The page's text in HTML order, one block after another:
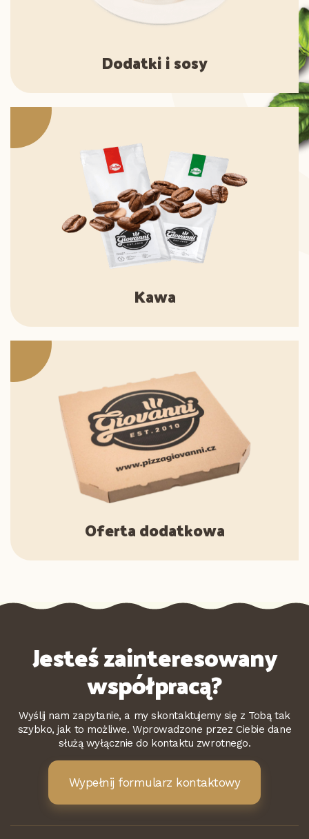
Dodatki i sosy
Kawa
Oferta dodatkowa
Jesteś zainteresowany
współpracą?
Wyślij nam zapytanie, a my skontaktujemy się z Tobą tak
szybko, jak to możliwe. Wprowadzone przez Ciebie dane
służą wyłącznie do kontaktu zwrotnego.
Wypełnij formularz kontaktowy